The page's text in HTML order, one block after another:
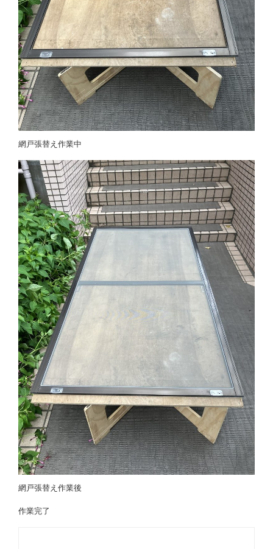
網戸張替え作業中
網戸張替え作業後
作業完了